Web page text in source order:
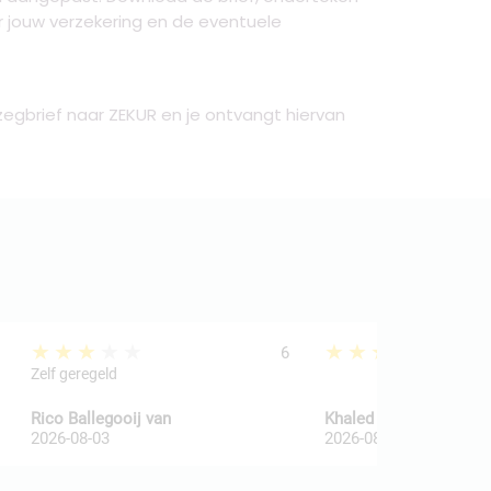
verzekering en de eventuele
naar ZEKUR en je ontvangt hiervan
★★★★★ 6
Zelf geregeld
Rico Ballegooij van
2026-08-03
★★★★★
Khaled Al Wakaa
2026-08-03